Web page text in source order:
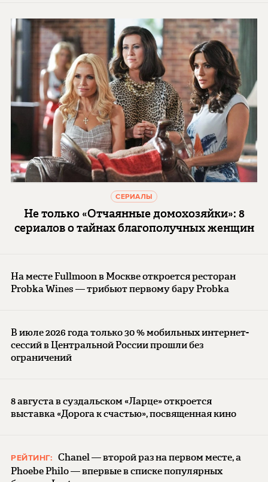
СЕРИАЛЫ
Не только «Отчаянные домохозяйки»: 8
сериалов о тайнах благополучных женщин
На месте Fullmoon в Москве откроется ресторан
Probka Wines — трибьют первому бару Probka
В июле 2026 года только 30 % мобильных интернет-
сессий в Центральной России прошли без
ограничений
8 августа в суздальском «Ларце» откроется
выставка «Дорога к счастью», посвященная кино
РЕЙТИНГ: Chanel — второй раз на первом месте, а
Phoebe Philo — впервые в списке популярных